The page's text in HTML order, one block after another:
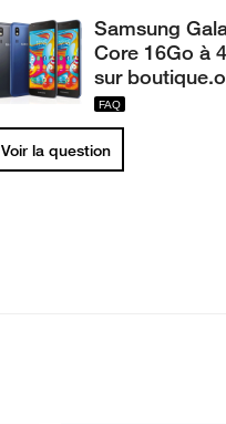
Samsung
Core 16Go à
sur
Voir la question